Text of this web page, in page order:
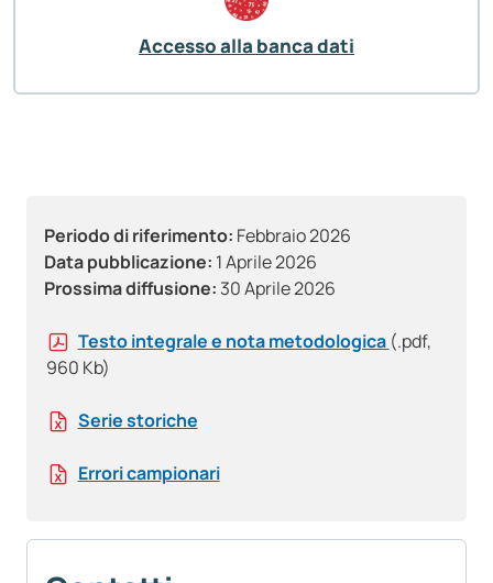
Periodo di riferimento: Febbraio 2026
Data pubblicazione: 1 Aprile 2026
Prossima diffusione: 30 Aprile 2026
Testo integrale e nota metodologica (.pdf,
960 Kb)
Serie storiche
Errori campionari
Accesso alla banca dati